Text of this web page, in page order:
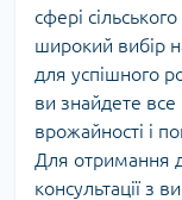
сфері
широкий вибір
для успішного
ви знайдете
врожайності і
Для отримання
консультації з